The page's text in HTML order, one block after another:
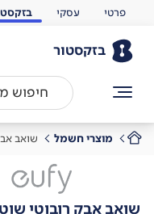
פרטי עסקי
בזקסטור
מוצרי חשמל שואב
שואב אבק רובוטי